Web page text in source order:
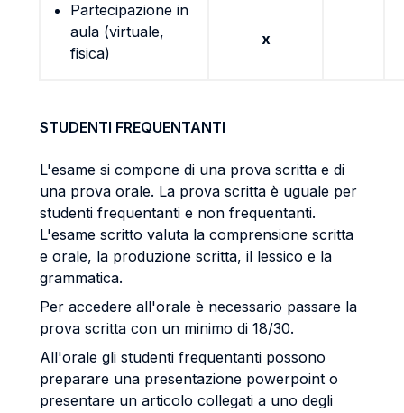
Partecipazione in
aula (virtuale,
fisica)
x
STUDENTI FREQUENTANTI
L'esame si compone di una prova scritta e di
una prova orale. La prova scritta è uguale per
studenti frequentanti e non frequentanti.
L'esame scritto valuta la comprensione scritta
e orale, la produzione scritta, il lessico e la
grammatica.
Per accedere all'orale è necessario passare la
prova scritta con un minimo di 18/30.
All'orale gli studenti frequentanti possono
preparare una presentazione powerpoint o
presentare un articolo collegati a uno degli